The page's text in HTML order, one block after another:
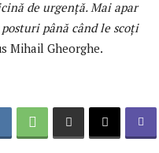
de urgență. Mai apar
până când le scoți
Mihail Gheorghe.